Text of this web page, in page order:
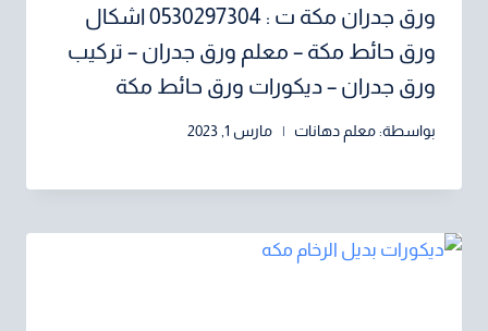
ورق جدران مكة ت : 0530297304 اشكال
ورق حائط مكة – معلم ورق جدران – تركيب
ورق جدران – ديكورات ورق حائط مكة
بواسطة: معلم دهانات مارس 1, 2023